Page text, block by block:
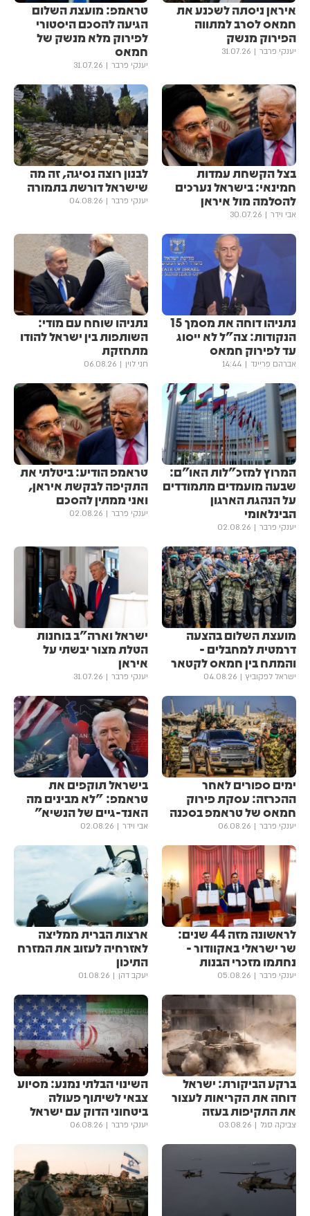
איראן ניסתה לשכנע את
חמאס לסרב למתווה
הפירוק מנשק
יענקי פרבר 31.07.26
טראמפ: מועצת השלום
הגיעה להסכם היסטורי
לפירוק מלא מנשק של
חמאס
יענקי פרבר 31.07.26
בצל הקשחת עמדות
חמינאי: בישראל נערכים
להסלמה מול איראן
אבי וידר 30.07.26
לבנון רוצה נסיגה, זה מה
שישראל דורשת בתמורה
יענקי פרבר 04.08.26
נתניהו דוחה את מסמך 15
הנקודות: צה"ל לא ייסוג
עד לפירוק חמאס
אברהם פריינד 14:44
נתניהו שוחח עם מודי:
השותפות בין ישראל להודו
מתחזקת
חני לוין 06.08.26
המרוץ למזכ"לות האו"ם:
שבעה מועמדים מתמודדים
על הנהגת הארגון
הבינלאומי
יענקי פרבר 02.08.26
טראמפ הודיע: ביטלתי את
התקיפה לבקשת איראן,
ואני ממתין להסכם
יענקי פרבר 02.08.26
מועצת השלום בהצעה
דרמטית למחבלים -
והמתח בין חמאס לקטאר
ישראל לפקוביץ 04.08.26
ישראל וארה"ב בוחנות
הטלת מצור יבשתי על
איראן
יענקי פרבר 31.07.26
ימים ספורים לאחר
ההכרזה: עסקת פירוק
חמאס של טראמפ בסכנה
יענקי פרבר 06.08.26
בישראל תוקפים את
טראמפ: "לא מבינים מה
האנד-גיים של הנשיא"
אבי וידר 02.08.26
לראשונה מזה 44 שנים:
שר ישראלי באקוודור -
נחתמו מזכרי הבנות
יענקי פרבר 05.08.26
ארצות הברית ממליצה
לאזרחיה לעזוב את המזרח
התיכון
יעקב דהן 01.08.26
ברקע הביקורת: ישראל
דוחה את הקריאות לעצור
את התקיפות בעזה
צביקה סגל 03.08.26
השינוי הבלתי נמנע: מסיוע
צבאי לשיתוף פעולה
ביטחוני הדוק עם ישראל
יענקי פרבר 06.08.26